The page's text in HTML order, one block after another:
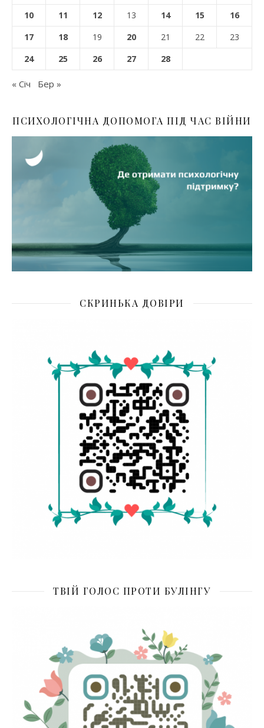
10
11 12 13 14 15
16
17
18 19 20 21 22
23
24
25 26 27 28
« Січ Бер »
ПСИХОЛОГІЧНА ДОПОМОГА ПІД ЧАС ВІЙНИ
СКРИНЬКА ДОВІРИ
ТВІЙ ГОЛОС ПРОТИ БУЛІНГУ